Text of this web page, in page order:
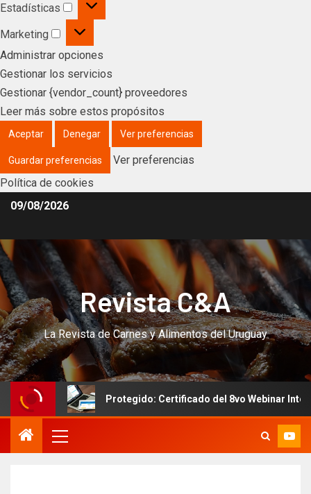
Estadísticas
Marketing
Administrar opciones
Gestionar los servicios
Gestionar {vendor_count} proveedores
Leer más sobre estos propósitos
Aceptar Denegar Ver preferencias
Guardar preferencias
Ver preferencias
Política de cookies
09/08/2026
Revista C&A
La Revista de Carnes y Alimentos del Uruguay
Protegido: Certificado del 8vo Webinar Internacional